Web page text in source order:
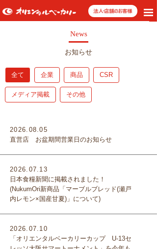
News
お知らせ
全て 企業 商品 CSR
メディア掲載 その他
2026.08.05
直営店 お盆期間営業日のお知らせ
2026.07.13
日本食糧新聞に掲載されました！
(NukumOri新商品「マーブルブレッド(瀬戸
内レモン×国産甘夏)」について)
2026.07.10
「オリエンタルベーカリーカップ U-13セ